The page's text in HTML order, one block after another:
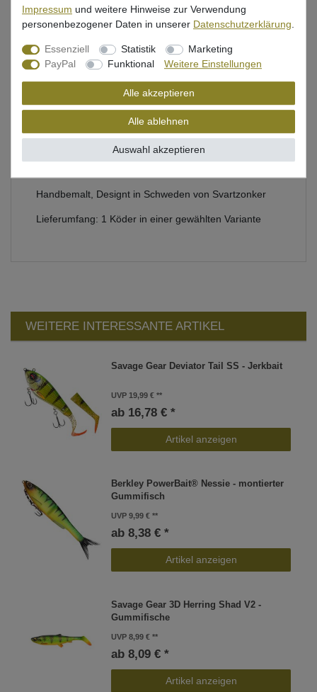
Bewertung
Produktsicherheit
Abu Garcia Jerkbait zum Spinnfischen auf Hecht
Handbemalt, Designt in Schweden von Svartzonker
Lieferumfang: 1 Köder in einer gewählten Variante
WEITERE INTERESSANTE ARTIKEL
Savage Gear Deviator Tail SS - Jerkbait
UVP 19,99 €
ab 16,78 € *
Artikel anzeigen
Berkley PowerBait® Nessie - montierter
Gummifisch
UVP 9,99 €
ab 8,38 € *
Artikel anzeigen
Savage Gear 3D Herring Shad V2 -
Gummifische
UVP 8,99 €
ab 8,09 € *
Artikel anzeigen
Impressum und weitere Hinweise zur Verwendung
personenbezogener Daten in unserer Daten­schutz­erklärung.
Essenziell Statistik
Marketing
PayPal
Funktional Weitere Einstellungen
Alle akzeptieren
Alle ablehnen
Auswahl akzeptieren